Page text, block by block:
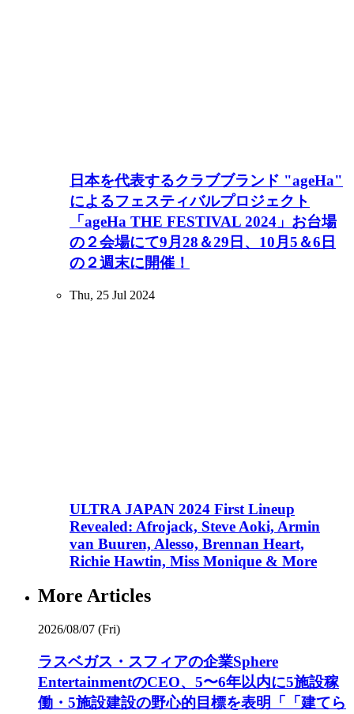
日本を代表するクラブブランド "ageHa"
によるフェスティバルプロジェクト
「ageHa THE FESTIVAL 2024」お台場
の２会場にて9月28＆29日、10月5＆6日
の２週末に開催！
Thu, 25 Jul 2024
ULTRA JAPAN 2024 First Lineup
Revealed: Afrojack, Steve Aoki, Armin
van Buuren, Alesso, Brennan Heart,
Richie Hawtin, Miss Monique & More
More Articles
2026/08/07 (Fri)
ラスベガス・スフィアの企業Sphere
EntertainmentのCEO、5〜6年以内に5施設稼
働・5施設建設の野心的目標を表明「「建てら